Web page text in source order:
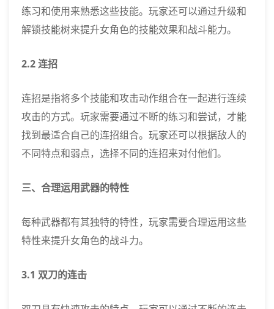
练习和使用来熟悉这些技能。玩家还可以通过升级和
解锁技能树来提升女角色的技能效果和战斗能力。
2.2 连招
连招是指将多个技能和攻击动作组合在一起进行连续
攻击的方式。玩家需要通过不断的练习和尝试，才能
找到最适合自己的连招组合。玩家还可以根据敌人的
不同特点和弱点，选择不同的连招来对付他们。
三、合理运用武器的特性
每种武器都有其独特的特性，玩家需要合理运用这些
特性来提升女角色的战斗力。
3.1 双刀的连击